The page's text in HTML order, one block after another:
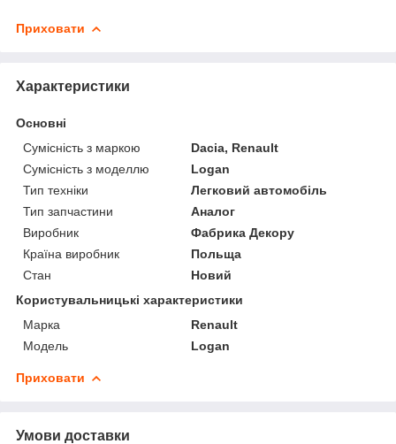
Приховати
Характеристики
Основні
Сумісність з маркою
Dacia, Renault
Сумісність з моделлю
Logan
Тип техніки
Легковий автомобіль
Тип запчастини
Аналог
Виробник
Фабрика Декору
Країна виробник
Польща
Стан
Новий
Користувальницькі характеристики
Марка
Renault
Модель
Logan
Приховати
Умови доставки